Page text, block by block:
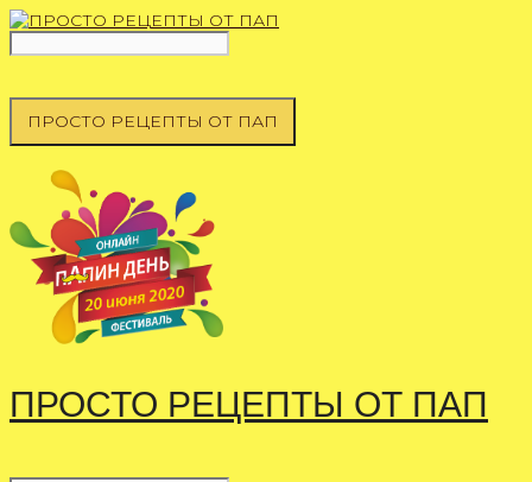
Перейти
к
содержимому
ПРОСТО РЕЦЕПТЫ ОТ ПАП
ПРОСТО РЕЦЕПТЫ ОТ ПАП